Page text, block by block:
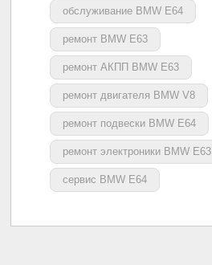
обслуживание BMW E64
ремонт BMW E63
ремонт АКПП BMW E63
ремонт двигателя BMW V8
ремонт подвески BMW E64
ремонт электроники BMW E63
сервис BMW E64